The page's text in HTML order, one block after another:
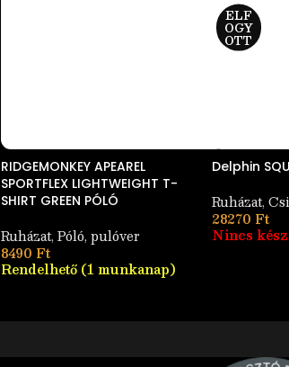
RIDGEMONKEY APEAREL
SPORTFLEX LIGHTWEIGHT T-
SHIRT GREEN PÓLÓ
Ruházat, Póló, pulóver
8490 Ft
Rendelhető (1 munkanap)
ELF
OGY
OTT
Delphin
Ruházat,
28270 Ft
Nincs